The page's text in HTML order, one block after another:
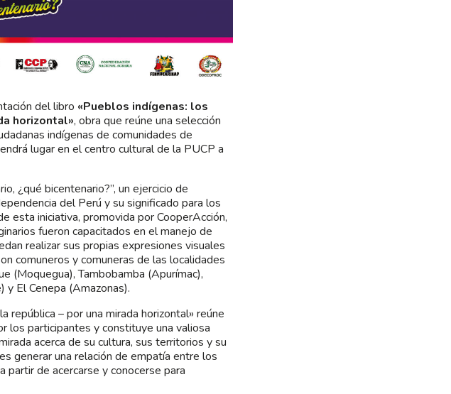
del libro «Pueblos indígenas: los
horizontal», obra que reúne una selección
indígenas de comunidades de
lugar en el centro cultural de la PUCP a
¿qué bicentenario?”, un ejercicio de
del Perú y su significado para los
esta iniciativa, promovida por CooperAcción,
fueron capacitados en el manejo de
realizar sus propias expresiones visuales
comuneros y comuneras de las localidades
(Moquegua), Tambobamba (Apurímac),
y El Cenepa (Amazonas).
república – por una mirada horizontal» reúne
los participantes y constituye una valiosa
acerca de su cultura, sus territorios y su
generar una relación de empatía entre los
partir de acercarse y conocerse para